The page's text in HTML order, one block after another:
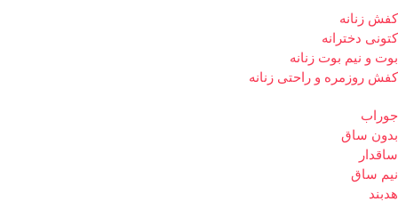
کفش زنانه
کتونی دخترانه
بوت و نیم بوت زنانه
کفش روزمره و راحتی زنانه
جوراب
بدون ساق
ساقدار
نیم ساق
هدبند